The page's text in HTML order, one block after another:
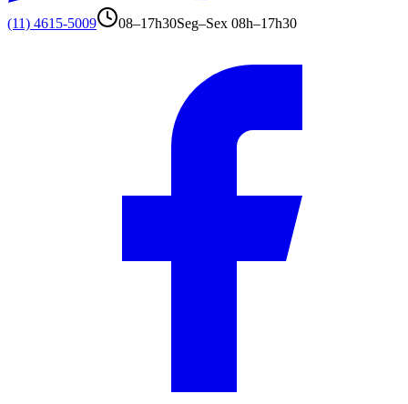
(11) 4615-5009 08–17h30Seg–Sex 08h–17h30